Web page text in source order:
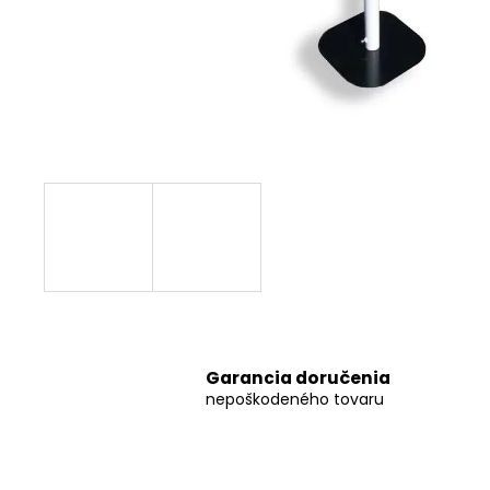
Garancia doručenia
nepoškodeného tovaru